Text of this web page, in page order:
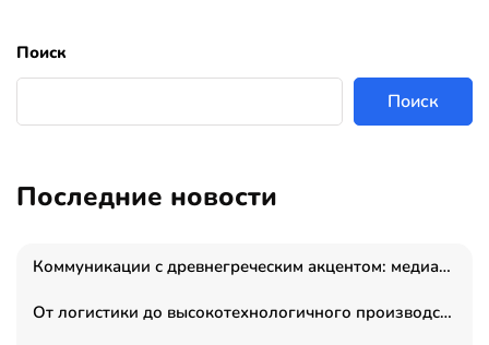
Поиск
Поиск
Последние новости
Коммуникации с древнегреческим акцентом: медиаменеджер и журналист Владимир Дергачев запустил коммуникационное агентство «Сократ 2.0»
От логистики до высокотехнологичного производства: как основатель “гагаринга” выстраивает экосистему безопасности и гражданских БПЛА